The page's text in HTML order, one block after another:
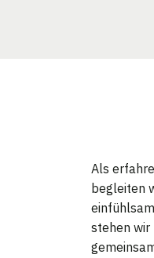
Als
begleiten
stehen wir